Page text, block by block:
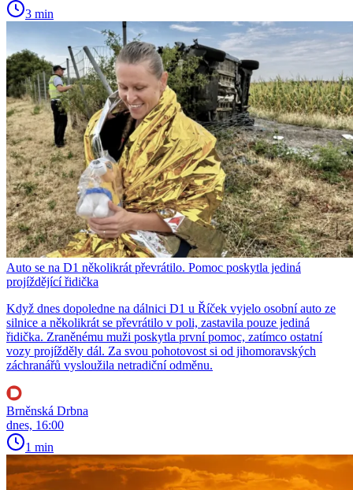
3 min
Auto se na D1 několikrát převrátilo. Pomoc poskytla jediná
projíždějící řidička
Když dnes dopoledne na dálnici D1 u Říček vyjelo osobní auto ze
silnice a několikrát se převrátilo v poli, zastavila pouze jediná
řidička. Zraněnému muži poskytla první pomoc, zatímco ostatní
vozy projížděly dál. Za svou pohotovost si od jihomoravských
záchranářů vysloužila netradiční odměnu.
Brněnská Drbna
dnes, 16:00
1 min